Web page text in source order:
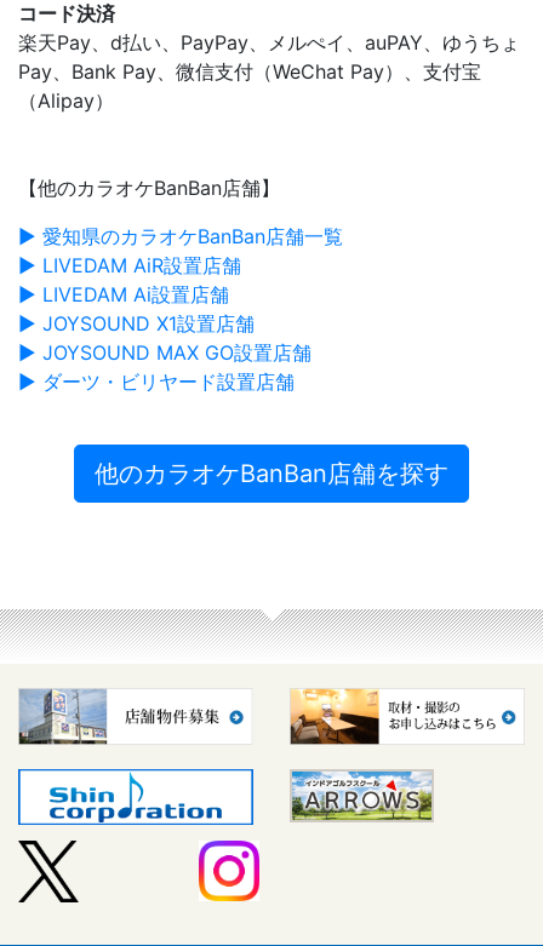
コード決済
楽天Pay、d払い、PayPay、メルぺイ、auPAY、ゆうちょ
Pay、Bank Pay、微信支付（WeChat Pay）、支付宝
（Alipay）
【他のカラオケBanBan店舗】
▶ 愛知県のカラオケBanBan店舗一覧
▶ LIVEDAM AiR設置店舗
▶ LIVEDAM Ai設置店舗
▶ JOYSOUND X1設置店舗
▶ JOYSOUND MAX GO設置店舗
▶ ダーツ・ビリヤード設置店舗
他のカラオケBanBan店舗を探す